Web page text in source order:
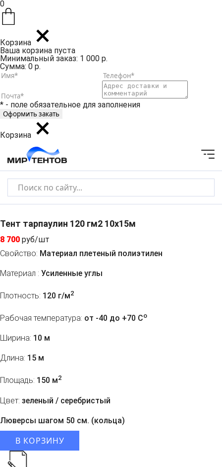
0
Корзина
Ваша корзина пуста
Минимальный заказ: 1 000 р.
Сумма: 0 р.
* - поле обязательное для заполнения
Корзина
Тент тарпаулин 120 гм2 10x15м
8 700 руб/шт
Свойство: Материал плетеный полиэтилен
Материал : Усиленные углы
Плотность: 120 г/м2
Рабочая температура: от -40 до +70 Co
Ширина: 10 м
Длина: 15 м
Площадь: 150 м2
Цвет: зеленый / серебристый
Люверсы шагом 50 см. (кольца)
В КОРЗИНУ